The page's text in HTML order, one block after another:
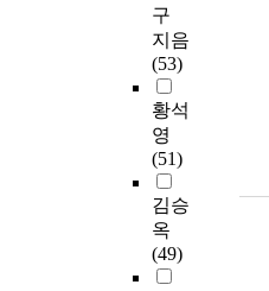
구
지음
(53)
황석
영
(51)
김승
옥
(49)